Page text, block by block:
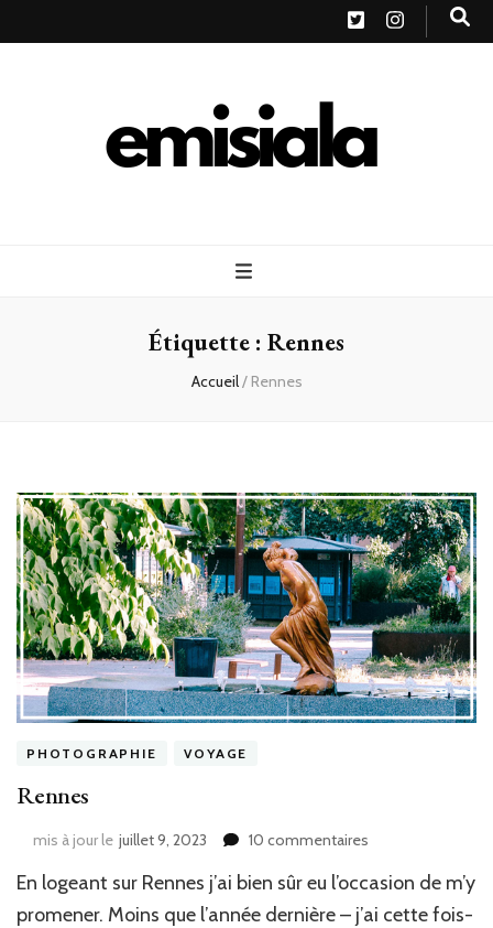
Étiquette : Rennes
Accueil/ Rennes
PHOTOGRAPHIE VOYAGE
Rennes
mis à jour le juillet 9, 2023 10 commentaires
En logeant sur Rennes j’ai bien sûr eu l’occasion de m’y
promener. Moins que l’année dernière – j’ai cette fois-